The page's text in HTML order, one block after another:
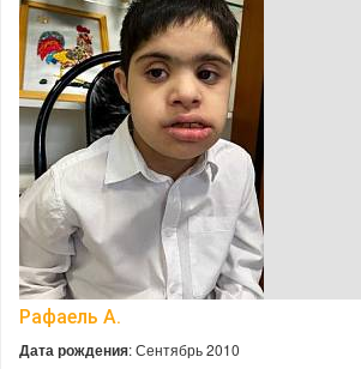
Рафаель А.
Дата рождения: Сентябрь 2010